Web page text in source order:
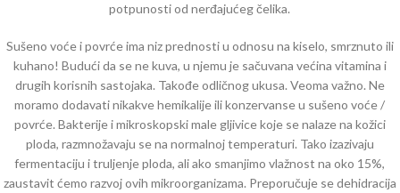
potpunosti od nerđajućeg čelika.
Sušeno voće i povrće ima niz prednosti u odnosu na kiselo, smrznuto ili
kuhano! Budući da se ne kuva, u njemu je sačuvana većina vitamina i
drugih korisnih sastojaka. Takođe odličnog ukusa. Veoma važno. Ne
moramo dodavati nikakve hemikalije ili konzervanse u sušeno voće /
povrće. Bakterije i mikroskopski male gljivice koje se nalaze na kožici
ploda, razmnožavaju se na normalnoj temperaturi. Tako izazivaju
fermentaciju i truljenje ploda, ali ako smanjimo vlažnost na oko 15%,
zaustavit ćemo razvoj ovih mikroorganizama. Preporučuje se dehidracija